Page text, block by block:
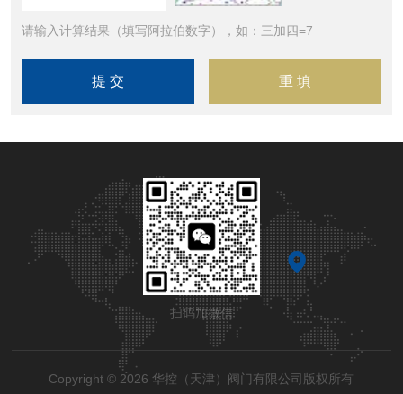
请输入计算结果（填写阿拉伯数字），如：三加四=7
扫码加微信
Copyright © 2026 华控（天津）阀门有限公司版权所有